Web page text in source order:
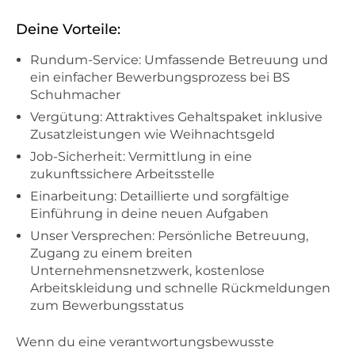
Deine Vorteile:
Rundum-Service: Umfassende Betreuung und
ein einfacher Bewerbungsprozess bei BS
Schuhmacher
Vergütung: Attraktives Gehaltspaket inklusive
Zusatzleistungen wie Weihnachtsgeld
Job-Sicherheit: Vermittlung in eine
zukunftssichere Arbeitsstelle
Einarbeitung: Detaillierte und sorgfältige
Einführung in deine neuen Aufgaben
Unser Versprechen: Persönliche Betreuung,
Zugang zu einem breiten
Unternehmensnetzwerk, kostenlose
Arbeitskleidung und schnelle Rückmeldungen
zum Bewerbungsstatus
Wenn du eine verantwortungsbewusste